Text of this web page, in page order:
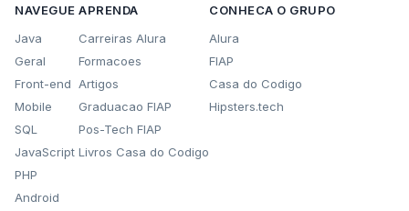
NAVEGUE
Java
Geral
Front-end
Mobile
SQL
JavaScript
PHP
Android
APRENDA
Carreiras Alura
Formacoes
Artigos
Graduacao FIAP
Pos-Tech FIAP
Livros Casa do Codigo
CONHECA O GRUPO
Alura
FIAP
Casa do Codigo
Hipsters.tech